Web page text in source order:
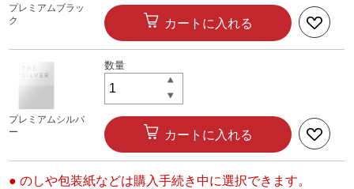
プレミアムブラッ
ク
カートに入れる
プレミアムシルバ
ー
カートに入れる
● のしや包装紙などは購入手続き中に選択できます。